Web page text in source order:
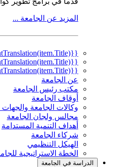
المزيد عن الجامعة ...
{{mmc.getCurrentTranslation(item.Title)}}
{{mmc.getCurrentTranslation(item.Title)}}
{{mmc.getCurrentTranslation(item.Title)}}
عن الجامعة
مكتب رئيس الجامعة
أوقاف الجامعة
وكالات الجامعة والجهات
مجالس ولجان الجامعة
أهداف التنمية المستدامة
شركاء الجامعة
الهيكل التنظيمي
الخطة الاستراتيجية
الدراسة في الجامعة